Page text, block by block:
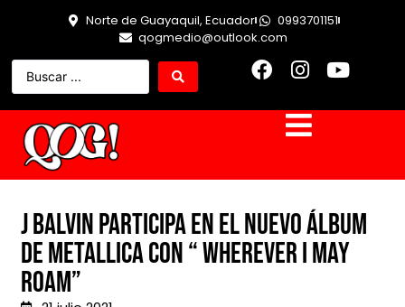
Norte de Guayaquil, Ecuador
0993701151
qogmedio@outlook.com
J Balvin participa en el nuevo álbum
de Metallica con “ Wherever I May
Roam”